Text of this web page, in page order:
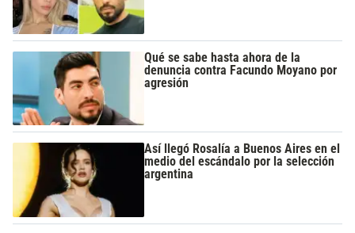
Qué se sabe hasta ahora de la
denuncia contra Facundo Moyano por
agresión
Así llegó Rosalía a Buenos Aires en el
medio del escándalo por la selección
argentina